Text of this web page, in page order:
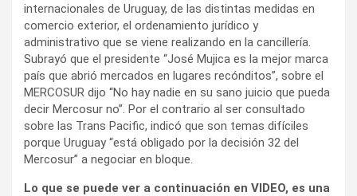
internacionales de Uruguay, de las distintas medidas en
comercio exterior, el ordenamiento jurídico y
administrativo que se viene realizando en la cancillería.
Subrayó que el presidente “José Mujica es la mejor marca
país que abrió mercados en lugares recónditos”, sobre el
MERCOSUR dijo “No hay nadie en su sano juicio que pueda
decir Mercosur no”. Por el contrario al ser consultado
sobre las Trans Pacific, indicó que son temas difíciles
porque Uruguay “está obligado por la decisión 32 del
Mercosur” a negociar en bloque.
Lo que se puede ver a continuación en VIDEO, es una